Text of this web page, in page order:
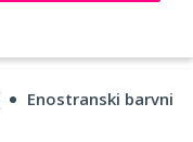
Enostranski barvni